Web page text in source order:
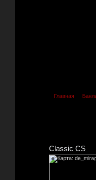
Главная
Classic CS